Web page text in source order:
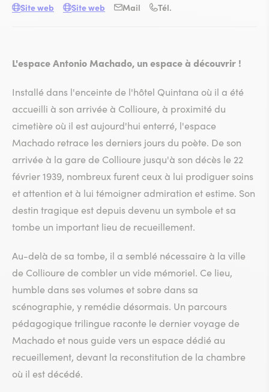
L'espace Antonio Machado, un espace à découvrir !
Installé dans l'enceinte de l'hôtel Quintana où il a été
accueilli à son arrivée à Collioure, à proximité du
cimetière où il est aujourd'hui enterré, l'espace
Machado retrace les derniers jours du poète. De son
arrivée à la gare de Collioure jusqu'à son décès le 22
février 1939, nombreux furent ceux à lui prodiguer soins
et attention et à lui témoigner admiration et estime. Son
destin tragique est depuis devenu un symbole et sa
tombe un important lieu de recueillement.
Au-delà de sa tombe, il a semblé nécessaire à la ville
de Collioure de combler un vide mémoriel. Ce lieu,
humble dans ses volumes et sobre dans sa
scénographie, y remédie désormais. Un parcours
pédagogique trilingue raconte le dernier voyage de
Machado et nous guide vers un espace dédié au
recueillement, devant la reconstitution de la chambre
où il est décédé.
Site web Site web Mail Tél.